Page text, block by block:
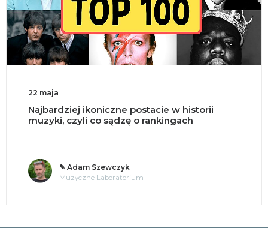
historii
Split brain, czyli co się dzieje
mózgu na pół?